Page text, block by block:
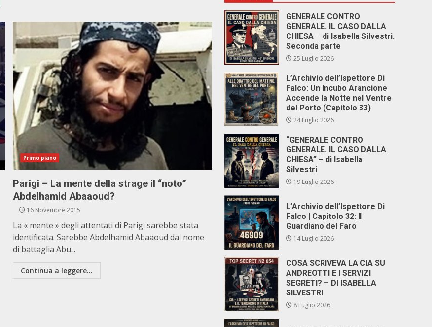
Primo piano
Parigi – La mente della strage il “noto”
Abdelhamid Abaaoud?
16 Novembre 2015
La « mente » degli attentati di Parigi sarebbe stata
identificata. Sarebbe Abdelhamid Abaaoud dal nome
di battaglia Abu...
Continua a leggere...
GENERALE CONTRO
GENERALE. IL CASO DALLA
CHIESA – di Isabella Silvestri.
Seconda parte
25 Luglio 2026
L’Archivio dell’Ispettore Di
Falco: Un Incubo Arancione
Accende la Notte nel Ventre
del Porto (Capitolo 33)
24 Luglio 2026
“GENERALE CONTRO
GENERALE. IL CASO DALLA
CHIESA” – di Isabella
Silvestri
19 Luglio 2026
L’Archivio dell’Ispettore Di
Falco | Capitolo 32: Il
Guardiano del Faro
14 Luglio 2026
COSA SCRIVEVA LA CIA SU
ANDREOTTI E I SERVIZI
SEGRETI? – DI ISABELLA
SILVESTRI
8 Luglio 2026